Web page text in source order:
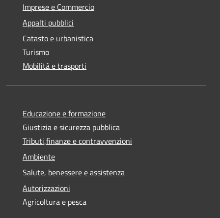
Imprese e Commercio
Appalti pubblici
Catasto e urbanistica
Turismo
Mobilità e trasporti
Educazione e formazione
Giustizia e sicurezza pubblica
Tributi,finanze e contravvenzioni
Ambiente
Salute, benessere e assistenza
Autorizzazioni
Agricoltura e pesca